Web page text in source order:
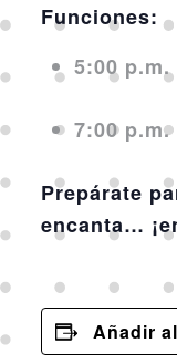
Funciones:
5:00 p.m.
7:00 p.m.
Prepárate
encanta…
Añadir